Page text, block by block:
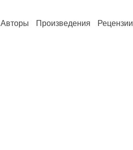
Авторы Произведения Рецензии